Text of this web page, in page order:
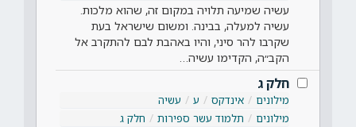
עשיה שמיעה תלויה במקום זה, שהוא מלכות.
עשיה למעלה, בבינה. ומשום שישראל בעת
שקרבו להר סיני, והיו באהבת לבם להתקרב אל
הקב״ה, הקדימו עשיה…
חלק ג
מילונים אינדקס ע
עשיה
מילונים
תלמוד עשר ספירות חלק ג